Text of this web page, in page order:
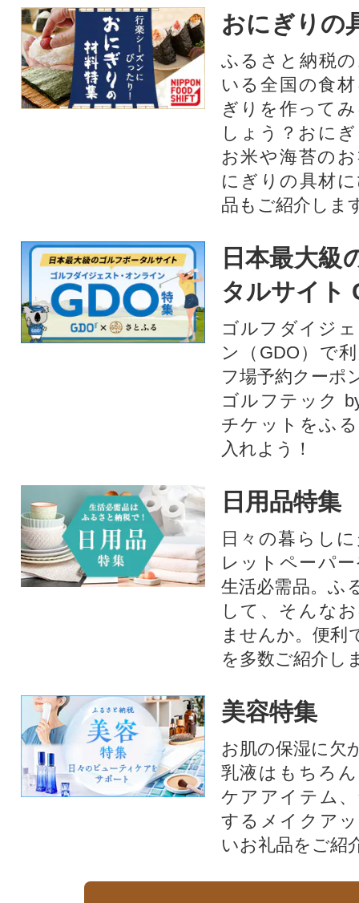
おにぎりの
ふるさと納税
いる全国の食
ぎりを作って
しょう？おに
お米や海苔の
にぎりの具材
品もご紹介しま
日本最大級
タルサイト
ゴルフダイジ
ン（GDO）で
フ場予約クーポ
ゴルフテック
チケットをふ
入れよう！
日用品特集
日々の暮らし
レットペーパ
生活必需品。ふ
して、そんな
ませんか。便利
を多数ご紹介し
美容特集
お肌の保湿に欠
乳液はもちろ
ケアアイテム
するメイクア
いお礼品をご紹